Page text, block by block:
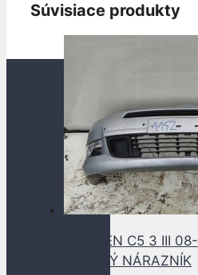
Súvisiace produkty
CITROEN C5 3 III 08-
PREDNÝ NÁRAZNÍK